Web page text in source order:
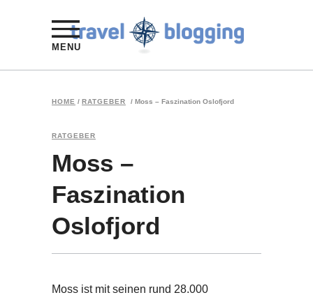
MENU
HOME / RATGEBER / Moss – Faszination Oslofjord
RATGEBER
Moss –
Faszination
Oslofjord
Moss ist mit seinen rund 28.000